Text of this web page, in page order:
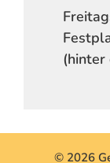
(hinter
© 2026